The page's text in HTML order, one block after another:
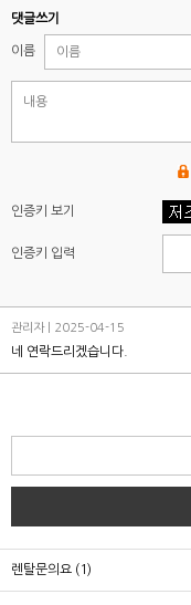
댓글쓰기
이름
인증키 보기
인증키 입력
관리자 | 2025-04-15
네 연락드리겠습니다.
렌탈문의요 (1)